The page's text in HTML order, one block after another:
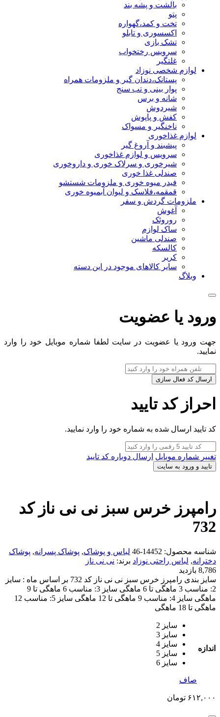
بالشت و پشه بند
پتو
تخت و کمد،گهواره
اکسسوری و تابلو
تشک بازی
سرویس رختخواب
غلتگیر
لوازم شخصی نوزاد
پستانک،دندان گیر و ملزومات همراه
پوار بینی و تب سنج
شانه و برس
شیردوش
کفش و پاپوش
ناخنگیر و مسواک
لوازم غذاخوری
پیشبند و آروغ گیر
سرویس و لوازم غذاخوری
شیرخوری و سرلاک خوری و داروخوری
صندلی غذا خوری
فیدر میوه خوری و ملزومات شستشو
قمقمه،فلاسک و لیوان آبمیوه خوری
ملزومات گردش و سفر
آغوش
روروئک
ساک لوازم
صندلی ماشین
کالسکه
کریر
سایر کالاهای موجود در این دسته
وبلاگ
ورود یا عضویت
جهت ورود یا عضویت در سایت لطفا شماره موبایل خود را وارد
نمایید.
ارسال کد فعال سازی
احراز کد تایید
کد تایید ارسال شده به شماره خود را وارد نمایید.
تغییر شماره موبایل ارسال دوباره کد تایید
تایید و ورود به سایت
رامپرز خرس سبز نی نی ناز کد
732
شناسه محصول: 14452-46 لباس و پوشاک, پوشاک پسرانه, پوشاک
دخترانه, لباس راحتی نوزاد برند: نی نی ناز
8,786 بازدید
سایز بندی رامپرز خرس سبز نی نی ناز کد 732 بر اساس ماه : سایز
2: مناسب 3 ماهگی تا 6 ماهگی سایز 3: مناسب 6 ماهگی تا 9
ماهگی سایز 4: مناسب 9 ماهگی تا 12 ماهگی سایز 5: مناسب 12
ماهگی تا 18 ماهگی
اندازه
سایز 2
سایز 3
سایز 4
سایز 5
سایز 6
صاف
۶۱۲,۰۰۰ تومان